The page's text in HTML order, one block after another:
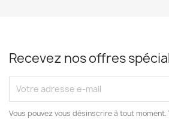
Recevez nos offres
Vous pouvez vous désinscrire à tout